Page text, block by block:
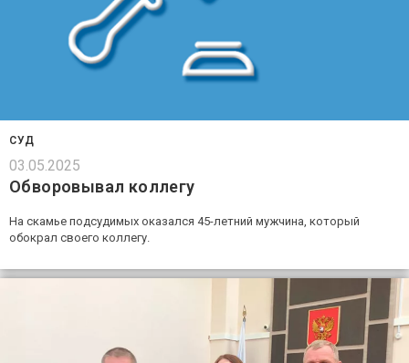
СУД
03.05.2025
Обворовывал коллегу
На скамье подсудимых оказался 45-летний мужчина, который
обокрал своего коллегу.